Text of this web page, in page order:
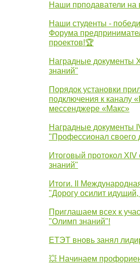
Наши прподаватели
Наши студенты -
Форума
проектов!🏆
Наградные документы
знаний"
Порядок установки
подключения к каналу
мессенджере «Макс»
Наградные документы
"Профессионал своего
Итоговый протокол
знаний"
Итоги. II
"Дорогу осилит
Приглашаем всех к
"Олимп знаний"!
ЕТЭТ вновь занял
💥 Начинаем